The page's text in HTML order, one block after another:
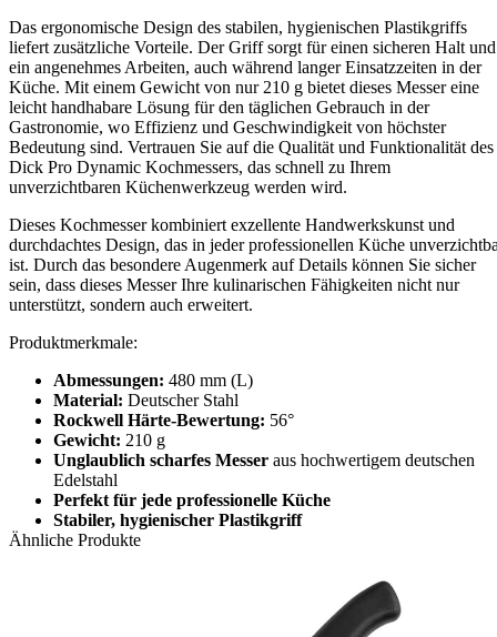
Das ergonomische Design des stabilen, hygienischen Plastikgriffs
liefert zusätzliche Vorteile. Der Griff sorgt für einen sicheren Halt und
ein angenehmes Arbeiten, auch während langer Einsatzzeiten in der
Küche. Mit einem Gewicht von nur 210 g bietet dieses Messer eine
leicht handhabare Lösung für den täglichen Gebrauch in der
Gastronomie, wo Effizienz und Geschwindigkeit von höchster
Bedeutung sind. Vertrauen Sie auf die Qualität und Funktionalität des
Dick Pro Dynamic Kochmessers, das schnell zu Ihrem
unverzichtbaren Küchenwerkzeug werden wird.
Dieses Kochmesser kombiniert exzellente Handwerkskunst und
durchdachtes Design, das in jeder professionellen Küche
ist. Durch das besondere Augenmerk auf Details können Sie sicher
sein, dass dieses Messer Ihre kulinarischen Fähigkeiten nicht nur
unterstützt, sondern auch erweitert.
Produktmerkmale:
Abmessungen: 480 mm (L)
Material: Deutscher Stahl
Rockwell Härte-Bewertung: 56°
Gewicht: 210 g
Unglaublich scharfes Messer aus hochwertigem deutschen
Edelstahl
Perfekt für jede professionelle Küche
Stabiler, hygienischer Plastikgriff
Ähnliche Produkte